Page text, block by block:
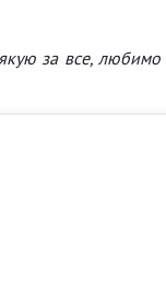
за все, любимо